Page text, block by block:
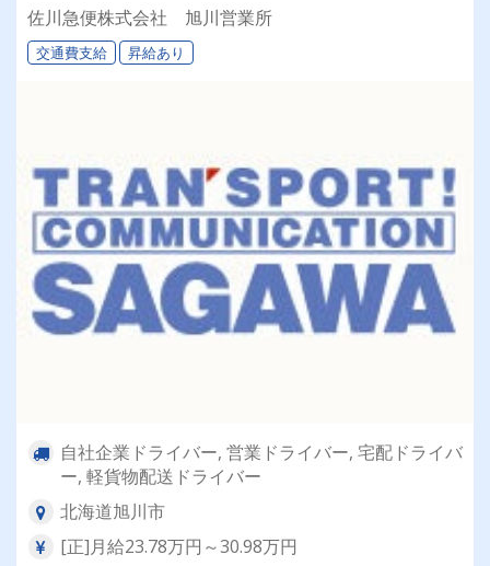
佐川急便株式会社 旭川営業所
交通費支給 昇給あり
自社企業ドライバー, 営業ドライバー, 宅配ドライバ
ー, 軽貨物配送ドライバー
北海道旭川市
[正]月給23.78万円～30.98万円